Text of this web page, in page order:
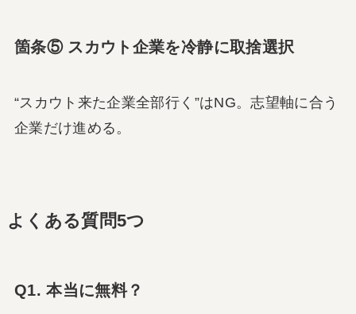
箇条⑤ スカウト企業を冷静に取捨選択
“スカウト来た企業全部行く”はNG。志望軸に合う
企業だけ進める。
よくある質問5つ
Q1. 本当に無料？